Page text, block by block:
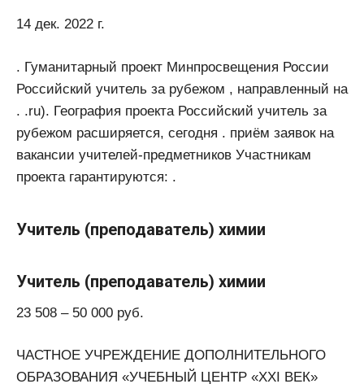
14 дек. 2022 г.
. Гуманитарный проект Минпросвещения России
Российский учитель за рубежом , направленный на
. .ru). География проекта Российский учитель за
рубежом расширяется, сегодня . приём заявок на
вакансии учителей-предметников Участникам
проекта гарантируются: .
Учитель (преподаватель) химии
Учитель (преподаватель) химии
23 508 – 50 000 руб.
ЧАСТНОЕ УЧРЕЖДЕНИЕ ДОПОЛНИТЕЛЬНОГО
ОБРАЗОВАНИЯ «УЧЕБНЫЙ ЦЕНТР «ХХI ВЕК»